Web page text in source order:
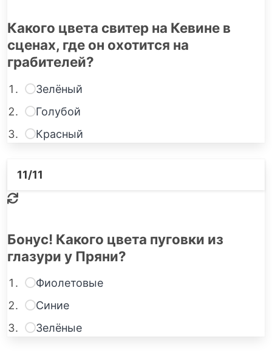
Какого цвета свитер на Кевине в
сценах, где он охотится на
грабителей?
Зелёный
Голубой
Красный
11/11
Бонус! Какого цвета пуговки из
глазури у Пряни?
Фиолетовые
Синие
Зелёные